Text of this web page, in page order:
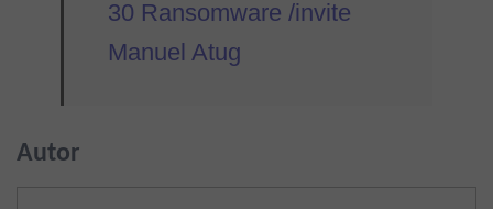
30 Ransomware /invite
Manuel Atug
Autor